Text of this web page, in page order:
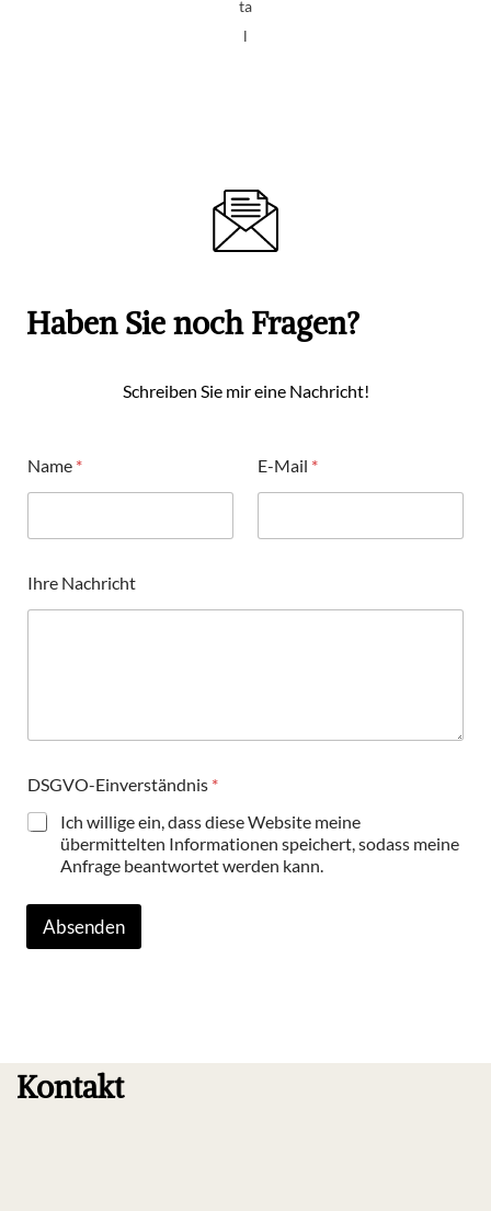
ta
l
Haben Sie noch Fragen?
Schreiben Sie mir eine Nachricht!
Name * E-Mail *
Ihre Nachricht
DSGVO-Einverständnis *
Ich willige ein, dass diese Website meine
übermittelten Informationen speichert, sodass meine
Anfrage beantwortet werden kann.
Absenden
Kontakt